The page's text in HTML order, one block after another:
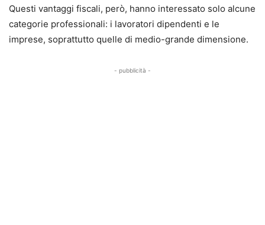
Questi vantaggi fiscali, però, hanno interessato solo alcune
categorie professionali: i lavoratori dipendenti e le
imprese, soprattutto quelle di medio-grande dimensione.
- pubblicità -